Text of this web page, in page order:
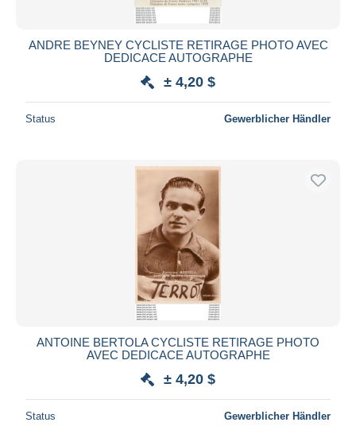
ANDRE BEYNEY CYCLISTE RETIRAGE PHOTO AVEC
DEDICACE AUTOGRAPHE
± 4,20 $
Status Gewerblicher Händler
ANTOINE BERTOLA CYCLISTE RETIRAGE PHOTO
AVEC DEDICACE AUTOGRAPHE
± 4,20 $
Status Gewerblicher Händler